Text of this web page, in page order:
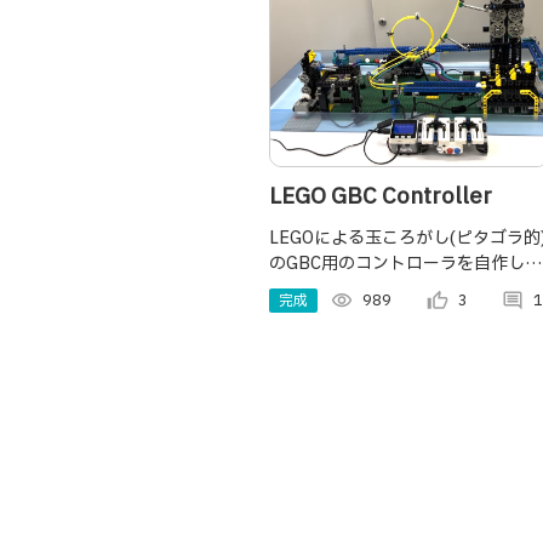
LEGO GBC Controller
LEGOによる玉ころがし(ピタゴラ
のGBC用のコントローラを自作して
みました。こういったLEGO装置を
作るにはモータの制御を細かくした
完成 visibility 989 thumb_up_alt 3 comment 1